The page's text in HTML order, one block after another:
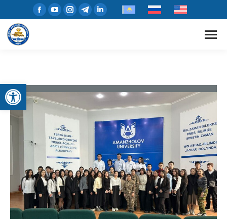
Open toolbar